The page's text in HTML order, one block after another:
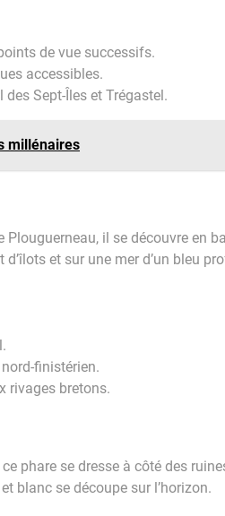
de vue successifs.
accessibles.
des Sept-Îles et Trégastel.
millénaires
Plouguerneau, il se découvre
et sur une mer d’un bleu
finistérien.
rivages bretons.
phare se dresse à côté des
blanc se découpe sur l’horizon.